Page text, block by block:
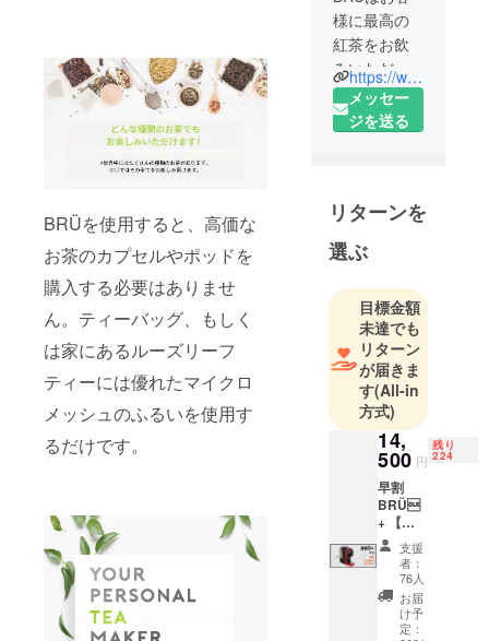
BRÜを使用すると、高価な
お茶のカプセルやポッドを
購入する必要はありませ
ん。ティーバッグ、もしく
は家にあるルーズリーフ
ティーには優れたマイクロ
メッシュのふるいを使用す
るだけです。
様に最高の
紅茶をお飲
みいただく
ための商
品・コンセ
https://www.bru-tea.com
メッセー
ジを送る
リターンを
選ぶ
目標金額
未達でも
リターン
が届きま
す(All-in
方式)
14,
500 円
残り
224
早割
BRÜ
+ 【先
着300個
限定・
34％OF
F】定価
21,600
円より
支援
者：
76人
お届
け予
定：